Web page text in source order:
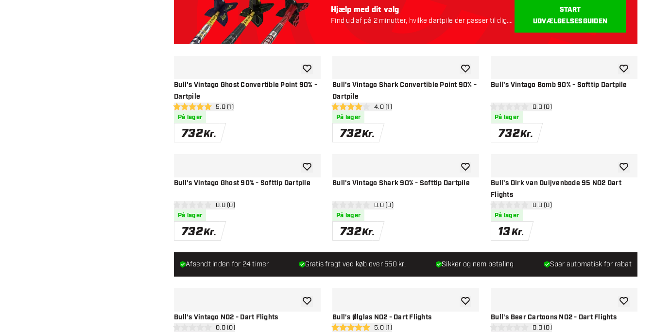
Bull's Vintago Ghost Convertible Point 90% -
Dartpile
åbn anmeldelsespanel
5 bedømmelsesstjerner
5.0 (1)
På lager
732Kr.
tilføje til ønskeliste
Bull's Vintago Shark Convertible Point 90% -
Dartpile
åbn anmeldelsespanel
4 bedømmelsesstjerner
4.0 (1)
På lager
732Kr.
tilføje til ønskeliste
Bull's Vintago Bomb 90% - Softtip Dartpile
åbn anmeldelsespanel
0 bedømmelsesstjerner
0.0 (0)
På lager
732Kr.
tilføje til
Bull's Vintago Ghost 90% - Softtip Dartpile
åbn anmeldelsespanel
0 bedømmelsesstjerner
0.0 (0)
På lager
732Kr.
tilføje til ønskeliste
Bull's Vintago Shark 90% - Softtip Dartpile
åbn anmeldelsespanel
0 bedømmelsesstjerner
0.0 (0)
På lager
732Kr.
tilføje til ønskeliste
Bull's Dirk van Duijvenbode 95 NO2 Dart
Flights
åbn anmeldelsespanel
0 bedømmelsesstjerner
0.0 (0)
På lager
13Kr.
tilføje til
Bull's Vintago NO2 - Dart Flights
åbn anmeldelsespanel
0 bedømmelsesstjerner
0.0 (0)
tilføje til ønskeliste
Bull's Ølglas NO2 - Dart Flights
åbn anmeldelsespanel
5 bedømmelsesstjerner
5.0 (1)
tilføje til ønskeliste
Bull's Beer Cartoons NO2 - Dart Flights
åbn anmeldelsespanel
0 bedømmelsesstjerner
0.0 (0)
tilføje til
Hjælp med dit valg
Find ud af på 2 minutter, hvilke dartpile der passer til dig.
START
UDVÆLGELSESGUIDEN
Afsendt inden for 24 timer Gratis fragt ved køb over 550 kr. Sikker og nem betaling Spar automatisk for rabat